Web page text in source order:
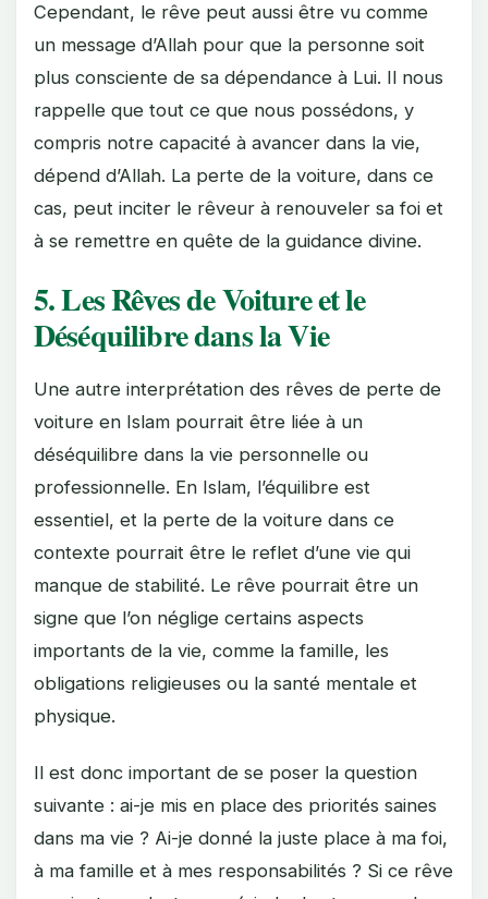
Cependant, le rêve peut aussi être vu comme
un message d’Allah pour que la personne soit
plus consciente de sa dépendance à Lui. Il nous
rappelle que tout ce que nous possédons, y
compris notre capacité à avancer dans la vie,
dépend d’Allah. La perte de la voiture, dans ce
cas, peut inciter le rêveur à renouveler sa foi et
à se remettre en quête de la guidance divine.
5. Les Rêves de Voiture et le
Déséquilibre dans la Vie
Une autre interprétation des rêves de perte de
voiture en Islam pourrait être liée à un
déséquilibre dans la vie personnelle ou
professionnelle. En Islam, l’équilibre est
essentiel, et la perte de la voiture dans ce
contexte pourrait être le reflet d’une vie qui
manque de stabilité. Le rêve pourrait être un
signe que l’on néglige certains aspects
importants de la vie, comme la famille, les
obligations religieuses ou la santé mentale et
physique.
Il est donc important de se poser la question
suivante : ai-je mis en place des priorités saines
dans ma vie ? Ai-je donné la juste place à ma foi,
à ma famille et à mes responsabilités ? Si ce rêve